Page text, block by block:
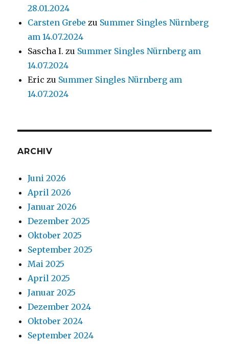
28.01.2024
Carsten Grebe zu Summer Singles Nürnberg
am 14.07.2024
Sascha I. zu Summer Singles Nürnberg am
14.07.2024
Eric zu Summer Singles Nürnberg am
14.07.2024
ARCHIV
Juni 2026
April 2026
Januar 2026
Dezember 2025
Oktober 2025
September 2025
Mai 2025
April 2025
Januar 2025
Dezember 2024
Oktober 2024
September 2024